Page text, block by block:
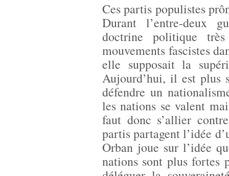
Ces partis populistes
Durant l’entre-deux
doctrine politique
mouvements fascistes
elle supposait la
Aujourd’hui, il est plus
défendre un
les nations se valent
faut donc s’allier
partis partagent l’idée
Orban joue sur l’idée
nations sont plus fortes